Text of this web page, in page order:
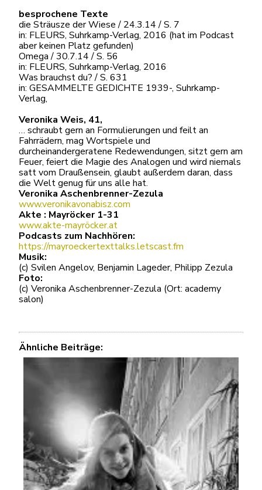
besprochene Texte
die Sträusze der Wiese / 24.3.14 / S. 7
in: FLEURS, Suhrkamp-Verlag, 2016 (hat im Podcast
aber keinen Platz gefunden)
Omega / 30.7.14 / S. 56
in: FLEURS, Suhrkamp-Verlag, 2016
Was brauchst du? / S. 631
in: GESAMMELTE GEDICHTE 1939-, Suhrkamp-
Verlag,
Veronika Weis, 41,
… schraubt gern an Formulierungen und feilt an
Fahrrädern, mag Wortspiele und
durcheinandergeratene Redewendungen, sitzt gern am
Feuer, feiert die Magie des Analogen und wird niemals
satt vom Draußensein, glaubt außerdem daran, dass
die Welt genug für uns alle hat.
Veronika Aschenbrenner-Zezula
www.veronikavonabisz.com
Akte : Mayröcker 1-31
www.akte-mayröcker.at
Podcasts zum Nachhören:
https://mayroeckertexttalks.letscast.fm
Musik:
(c) Svilen Angelov, Benjamin Lageder, Philipp Zezula
Foto:
(c) Veronika Aschenbrenner-Zezula (Ort: academy
salon)
Ähnliche Beiträge: